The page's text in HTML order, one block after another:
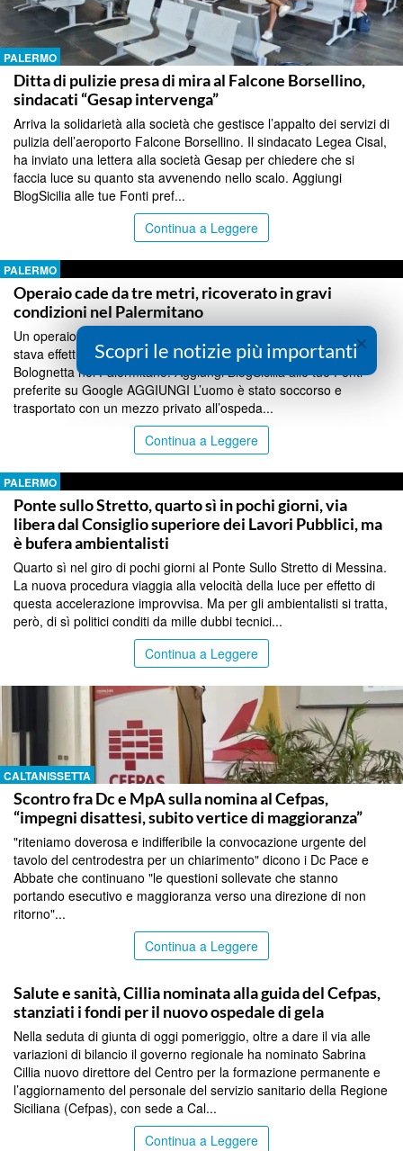
PALERMO
Ditta di pulizie presa di mira al Falcone Borsellino,
sindacati “Gesap intervenga”
Arriva la solidarietà alla società che gestisce l’appalto dei servizi di
pulizia dell’aeroporto Falcone Borsellino. Il sindacato Legea Cisal,
ha inviato una lettera alla società Gesap per chiedere che si
faccia luce su quanto sta avvenendo nello scalo. Aggiungi
BlogSicilia alle tue Fonti pref...
Continua a Leggere
PALERMO
Operaio cade da tre metri, ricoverato in gravi
condizioni nel Palermitano
Un operaio di 52 anni è caduto dall’altezza di tre metri mentre
stava effettuando dei lavori di ristrutturazione di un edificio a
Bolognetta nel Palermitano. Aggiungi BlogSicilia alle tue Fonti
preferite su Google AGGIUNGI L’uomo è stato soccorso e
trasportato con un mezzo privato all’ospeda...
Continua a Leggere
PALERMO
Ponte sullo Stretto, quarto sì in pochi giorni, via
libera dal Consiglio superiore dei Lavori Pubblici, ma
è bufera ambientalisti
Quarto sì nel giro di pochi giorni al Ponte Sullo Stretto di Messina.
La nuova procedura viaggia alla velocità della luce per effetto di
questa accelerazione improvvisa. Ma per gli ambientalisti si tratta,
però, di sì politici conditi da mille dubbi tecnici...
Continua a Leggere
CALTANISSETTA
Scontro fra Dc e MpA sulla nomina al Cefpas,
“impegni disattesi, subito vertice di maggioranza”
"riteniamo doverosa e indifferibile la convocazione urgente del
tavolo del centrodestra per un chiarimento" dicono i Dc Pace e
Abbate che continuano "le questioni sollevate che stanno
portando esecutivo e maggioranza verso una direzione di non
ritorno"...
Continua a Leggere
Salute e sanità, Cillia nominata alla guida del Cefpas,
stanziati i fondi per il nuovo ospedale di gela
Nella seduta di giunta di oggi pomeriggio, oltre a dare il via alle
variazioni di bilancio il governo regionale ha nominato Sabrina
Cillia nuovo direttore del Centro per la formazione permanente e
l’aggiornamento del personale del servizio sanitario della Regione
Siciliana (Cefpas), con sede a Cal...
Continua a Leggere
×
Scopri le notizie più importanti